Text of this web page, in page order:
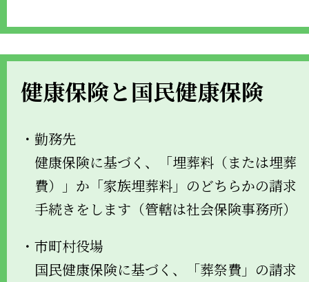
健康保険と国民健康保険
・勤務先
健康保険に基づく、「埋葬料（または埋葬
費）」か「家族埋葬料」のどちらかの請求
手続きをします（管轄は社会保険事務所）
・市町村役場
国民健康保険に基づく、「葬祭費」の請求